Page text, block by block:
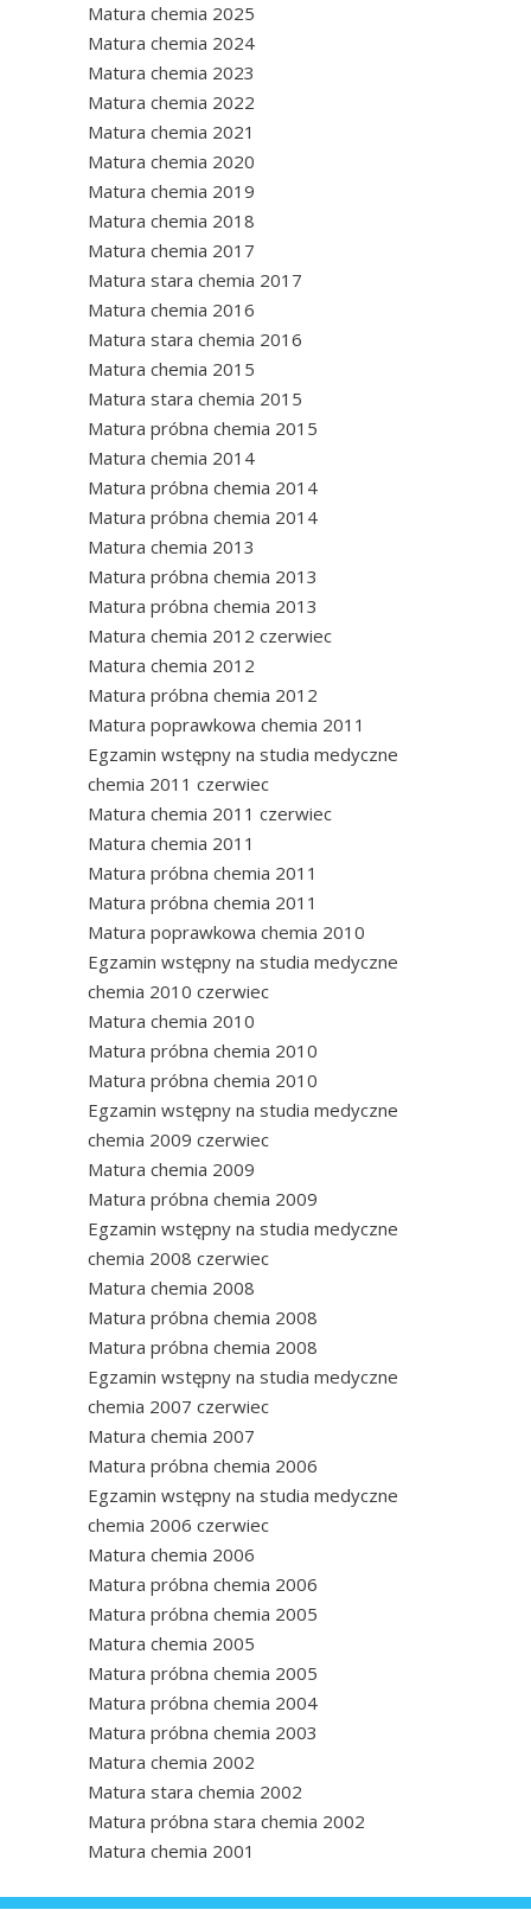
Matura chemia 2025
Matura chemia 2024
Matura chemia 2023
Matura chemia 2022
Matura chemia 2021
Matura chemia 2020
Matura chemia 2019
Matura chemia 2018
Matura chemia 2017
Matura stara chemia 2017
Matura chemia 2016
Matura stara chemia 2016
Matura chemia 2015
Matura stara chemia 2015
Matura próbna chemia 2015
Matura chemia 2014
Matura próbna chemia 2014
Matura próbna chemia 2014
Matura chemia 2013
Matura próbna chemia 2013
Matura próbna chemia 2013
Matura chemia 2012 czerwiec
Matura chemia 2012
Matura próbna chemia 2012
Matura poprawkowa chemia 2011
Egzamin wstępny na studia medyczne
chemia 2011 czerwiec
Matura chemia 2011 czerwiec
Matura chemia 2011
Matura próbna chemia 2011
Matura próbna chemia 2011
Matura poprawkowa chemia 2010
Egzamin wstępny na studia medyczne
chemia 2010 czerwiec
Matura chemia 2010
Matura próbna chemia 2010
Matura próbna chemia 2010
Egzamin wstępny na studia medyczne
chemia 2009 czerwiec
Matura chemia 2009
Matura próbna chemia 2009
Egzamin wstępny na studia medyczne
chemia 2008 czerwiec
Matura chemia 2008
Matura próbna chemia 2008
Matura próbna chemia 2008
Egzamin wstępny na studia medyczne
chemia 2007 czerwiec
Matura chemia 2007
Matura próbna chemia 2006
Egzamin wstępny na studia medyczne
chemia 2006 czerwiec
Matura chemia 2006
Matura próbna chemia 2006
Matura próbna chemia 2005
Matura chemia 2005
Matura próbna chemia 2005
Matura próbna chemia 2004
Matura próbna chemia 2003
Matura chemia 2002
Matura stara chemia 2002
Matura próbna stara chemia 2002
Matura chemia 2001